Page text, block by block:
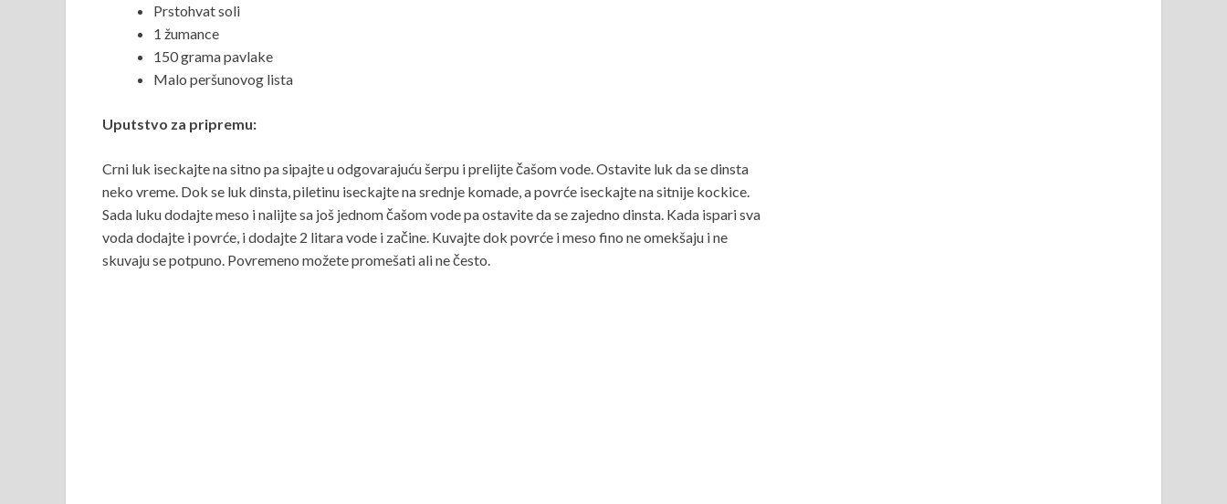
Prstohvat soli
1 žumance
150 grama pavlake
Malo peršunovog lista
Uputstvo za pripremu:
Crni luk iseckajte na sitno pa sipajte u odgovarajuću šerpu i prelijte čašom vode. Ostavite luk da se dinsta
neko vreme. Dok se luk dinsta, piletinu iseckajte na srednje komade, a povrće iseckajte na sitnije kockice.
Sada luku dodajte meso i nalijte sa još jednom čašom vode pa ostavite da se zajedno dinsta. Kada ispari sva
voda dodajte i povrće, i dodajte 2 litara vode i začine. Kuvajte dok povrće i meso fino ne omekšaju i ne
skuvaju se potpuno. Povremeno možete promešati ali ne često.